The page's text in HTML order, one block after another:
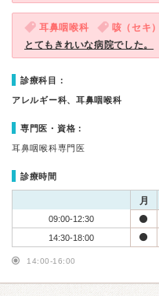
耳鼻咽喉科 咳（セキ）
とてもきれいな病院でした。
診療科目：
アレルギー科、耳鼻咽喉科
専門医・資格：
耳鼻咽喉科専門医
診療時間
月
09:00-12:30
14:30-18:00
14:00-16:00